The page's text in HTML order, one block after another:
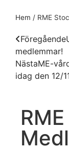
Hem / RME
Föregående
medlemmar!
NästaME-
idag den 12/